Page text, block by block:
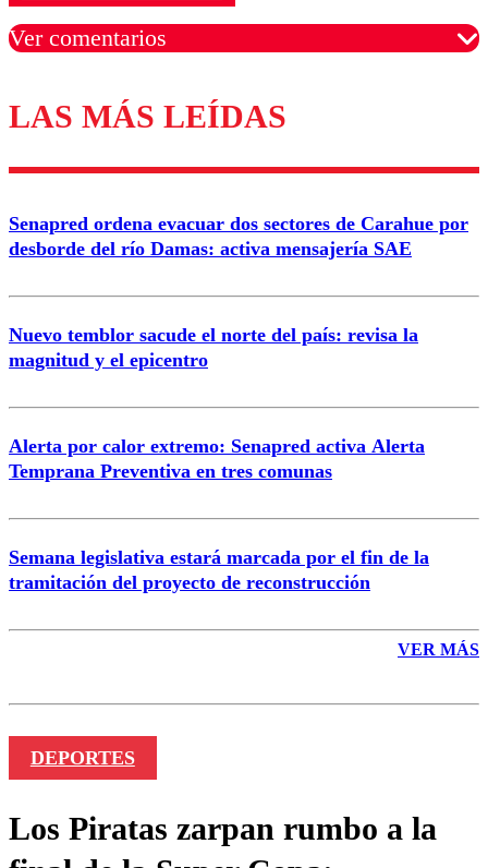
Ver comentarios
Los comentarios son moderados para garantizar un
diálogo respetuoso.
Nombre
Correo
LAS MÁS LEÍDAS
Senapred ordena evacuar dos sectores de Carahue por
desborde del río Damas: activa mensajería SAE
Nuevo temblor sacude el norte del país: revisa la
magnitud y el epicentro
Alerta por calor extremo: Senapred activa Alerta
Temprana Preventiva en tres comunas
Semana legislativa estará marcada por el fin de la
tramitación del proyecto de reconstrucción
VER MÁS
DEPORTES
Los Piratas zarpan rumbo a la